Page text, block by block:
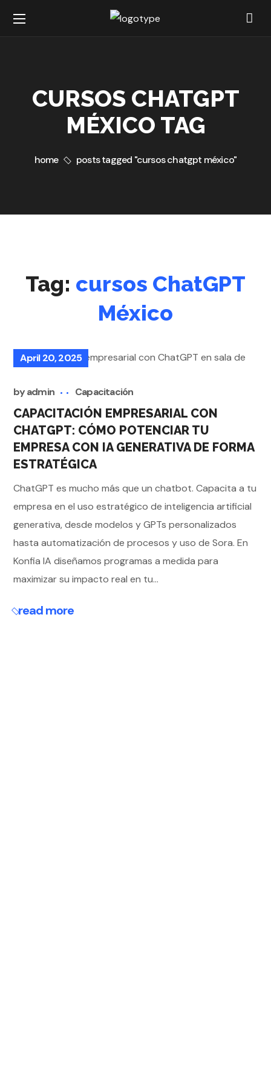
CURSOS CHATGPT
MÉXICO TAG
home posts tagged "cursos chatgpt méxico"
Tag: cursos ChatGPT
México
April 20, 2025
byadmin Capacitación
CAPACITACIÓN EMPRESARIAL CON
CHATGPT: CÓMO POTENCIAR TU
EMPRESA CON IA GENERATIVA DE FORMA
ESTRATÉGICA
ChatGPT es mucho más que un chatbot. Capacita a tu
empresa en el uso estratégico de inteligencia artificial
generativa, desde modelos y GPTs personalizados
hasta automatización de procesos y uso de Sora. En
Konfia IA diseñamos programas a medida para
maximizar su impacto real en tu...
read more